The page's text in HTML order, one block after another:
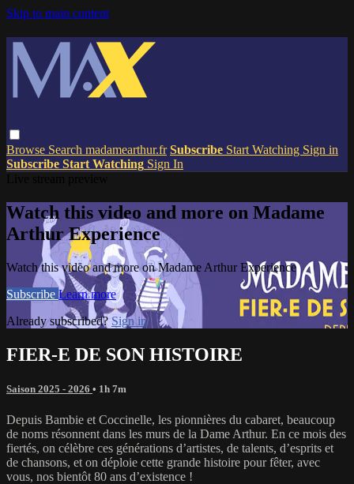
Skip to main content
Browse Search madamearthur.fr Subscribe Start Watching Sign in
Subscribe Start Watching Sign In
Watch this video and more on Madame
Arthur Experience
Watch this video and more on Madame Arthur Experience
Subscribe Learn more
Already subscribed? Sign in
FIER-E DE SON HISTOIRE
Saison 2025 - 2026 • 1h 7m
Depuis Bambie et Coccinelle, les pionnières du cabaret, beaucoup
de noms résonnent dans les murs de la Dame Arthur. En ce mois des
fiertés, on célèbre ces générations d’artistes, de talents, d’esprits et
de chansons, et on déploie cette grande histoire pour fêter, avec
vous, nos bientôt 80 ans d’existence !